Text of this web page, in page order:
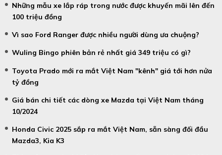
Những mẫu xe lắp ráp trong nước được khuyến mãi lên đến
100 triệu đồng
Vì sao Ford Ranger được nhiều người dùng ưa chuộng?
Wuling Bingo phiên bản rẻ nhất giá 349 triệu có gì?
Toyota Prado mới ra mắt Việt Nam "kênh" giá tới hơn nửa
tỷ đồng
Giá bán chi tiết các dòng xe Mazda tại Việt Nam tháng
10/2024
Honda Civic 2025 sắp ra mắt Việt Nam, sẵn sàng đối đầu
Mazda3, Kia K3